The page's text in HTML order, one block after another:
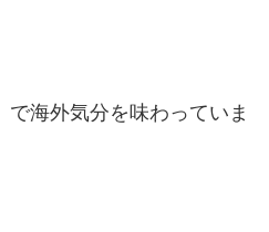
で海外気分を味わっていま